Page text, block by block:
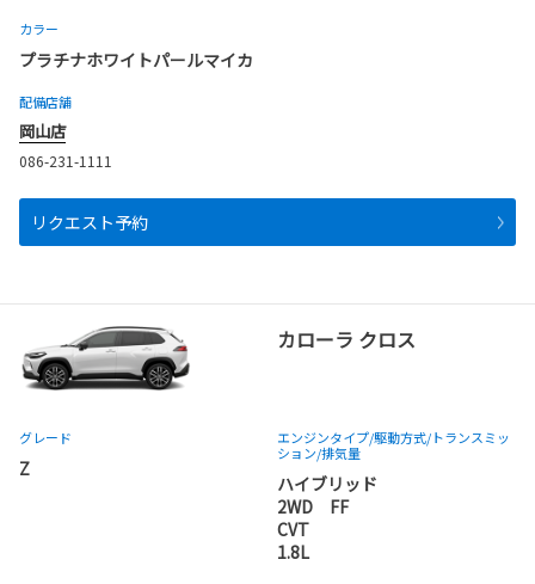
カラー
プラチナホワイトパールマイカ
配備店舗
岡山店
086-231-1111
リクエスト予約
カローラ クロス
グレード
Z
エンジンタイプ/駆動方式/トランスミッ
ション/排気量
ハイブリッド
2WD FF
CVT
1.8L